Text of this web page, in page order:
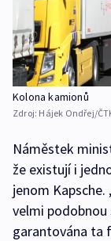
Kolona kamionů
Zdroj: Hájek Ondřej/
Náměstek
že existují i
jenom
velmi podobnou
garantována ta